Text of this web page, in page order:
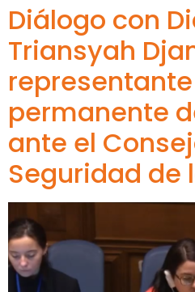
Diálogo con
Triansyah
representante
permanente
ante el
Seguridad de